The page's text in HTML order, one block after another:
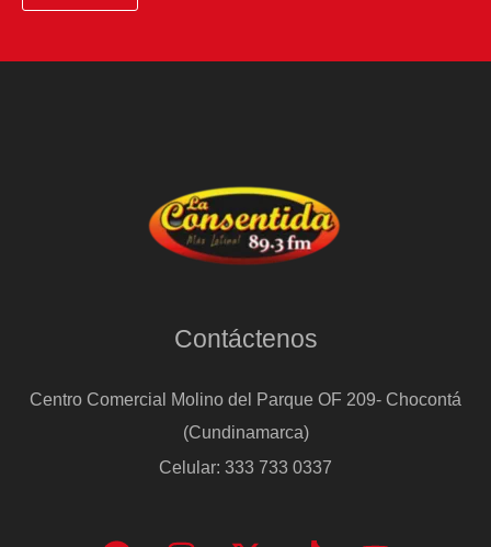
Contáctenos
Centro Comercial Molino del Parque OF 209- Chocontá
(Cundinamarca)
Celular: 333 733 0337